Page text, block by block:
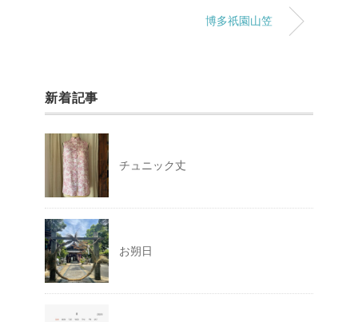
博多祇園山笠
新着記事
チュニック丈
お朔日